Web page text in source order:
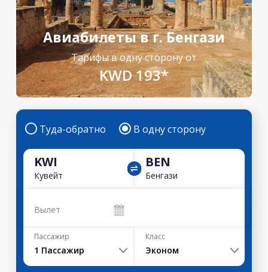
Авиабилеты в г. Бенгази
Тарифы в одну сторону от
KWD 193*
Туда-обратно В одну сторону
KWI
Кувейт
BEN
Бенгази
Вылет
Пассажир
1 Пассажир
Класс
Эконом